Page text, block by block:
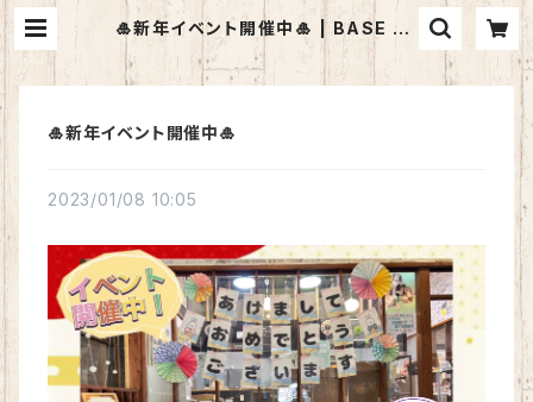
🎍新年イベント開催中🎍 | BASE ne
llo
🎍新年イベント開催中🎍
2023/01/08 10:05